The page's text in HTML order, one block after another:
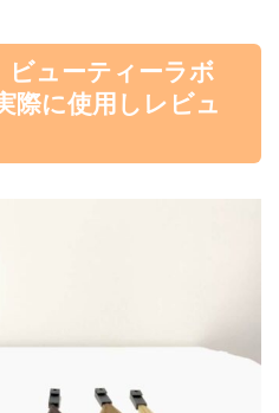
ビューティーラボ
際に使用しレビュ